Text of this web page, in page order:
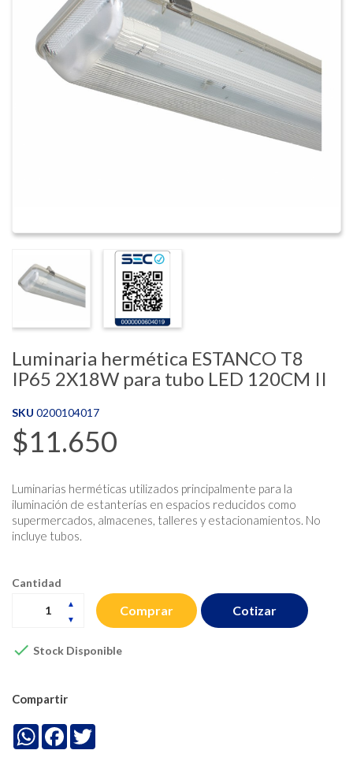
Luminaria hermética ESTANCO T8
IP65 2X18W para tubo LED 120CM II
SKU 0200104017
$11.650
Luminarias herméticas utilizados principalmente para la
iluminación de estanterías en espacios reducidos como
supermercados, almacenes, talleres y estacionamientos. No
incluye tubos.
Cantidad
Comprar
 Stock Disponible
Cotizar
Compartir
WhatsApp
Facebook